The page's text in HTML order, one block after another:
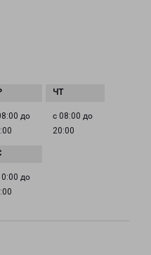
до
с 08:00 до
20:00
до